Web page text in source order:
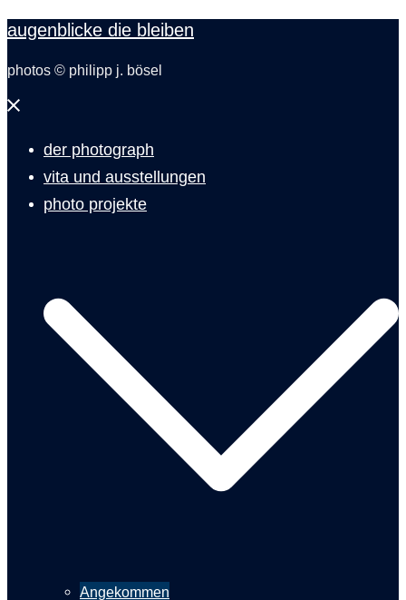
augenblicke die bleiben
photos © philipp j. bösel
Menü
der photograph
vita und ausstellungen
photo projekte
Angekommen